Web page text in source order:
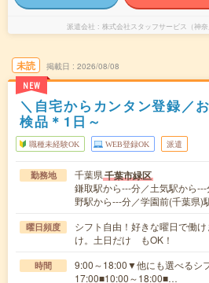
派遣会社 株式会社スタッフサービス（神奈
未読
NEW
掲載日 2026/08/08
＼自宅からカンタン登録／
検品＊1日～
職種未経験OK WEB登録OK 派遣
勤務地 千葉県千葉市緑区
鎌取駅から---分／土気駅から
野駅から---分／学園前(千葉県)
曜日頻度
シフト自由！好きな曜日で働
け。土日だけ もOK！
時間
9:00～18:00▼他にも選べるシ
17:00■10:00～18:00■…